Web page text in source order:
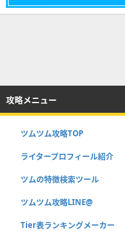
攻略メニュー
ツムツム攻略TOP
ライタープロフィール紹介
ツムの特徴検索ツール
ツムツム攻略LINE@
Tier表ランキングメーカー